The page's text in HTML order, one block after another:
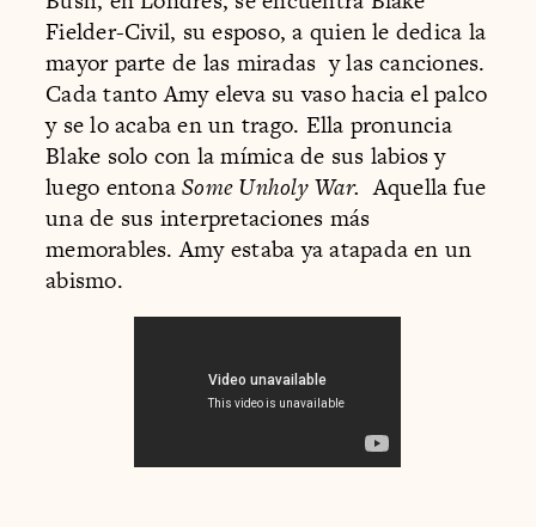
Fielder-Civil, su esposo, a quien le dedica la
mayor parte de las miradas y las canciones.
Cada tanto Amy eleva su vaso hacia el palco
y se lo acaba en un trago. Ella pronuncia
Blake solo con la mímica de sus labios y
luego entonaSome Unholy War. Aquella fue
una de sus interpretaciones más
memorables. Amy estaba ya atapada en un
abismo.